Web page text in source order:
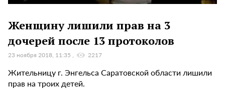
Женщину лишили прав на 3
дочерей после 13 протоколов
23 ноября 2018, 11:35 2217
Жительницу г. Энгельса Саратовской области лишили
прав на троих детей.